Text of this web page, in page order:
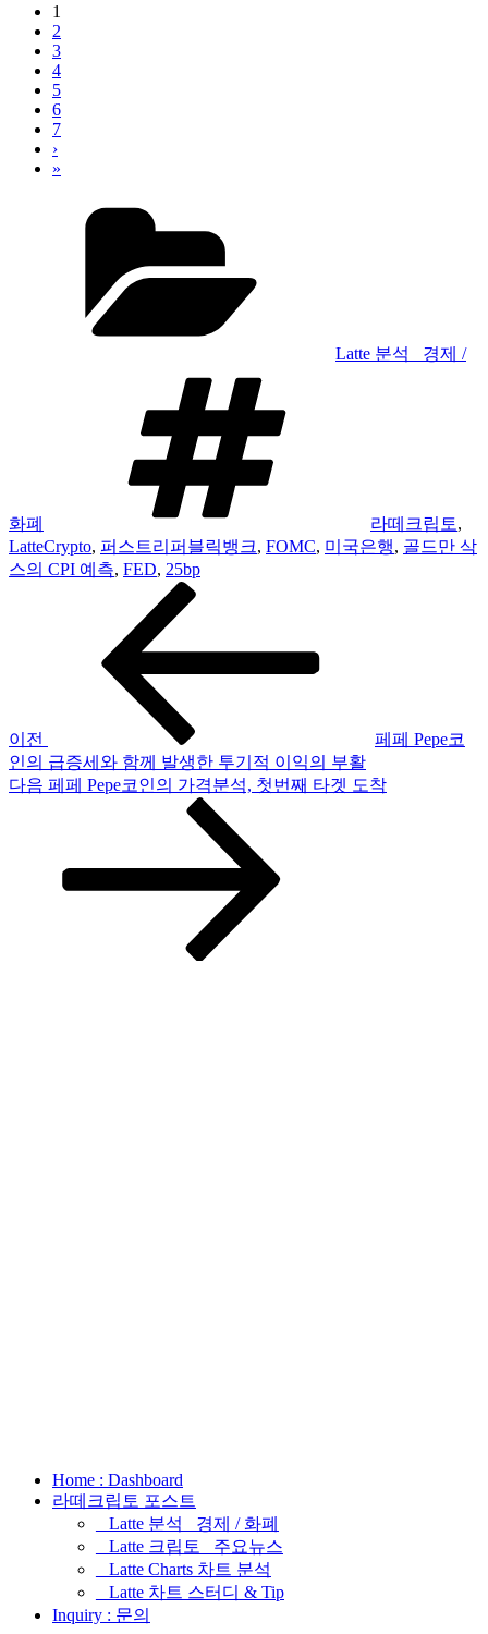
1
2
3
4
5
6
7
›
»
Latte 분석 _경제 /
화폐 라떼크립토,
LatteCrypto, 퍼스트리퍼블릭뱅크, FOMC, 미국은행, 골드만 삭
스의 CPI 예측, FED, 25bp
이
션
이전
페페 Pepe코
인의 급증세와 함께 발생한 투기적 이익의 부활
다
다음 페페 Pepe코인의 가격분석, 첫번째 타겟 도착
Home : Dashboard
라떼크립토 포스트
_ Latte 분석 _경제 / 화폐
_ Latte 크립토 _주요뉴스
_ Latte Charts 차트 분석
_ Latte 차트 스터디 & Tip
Inquiry : 문의